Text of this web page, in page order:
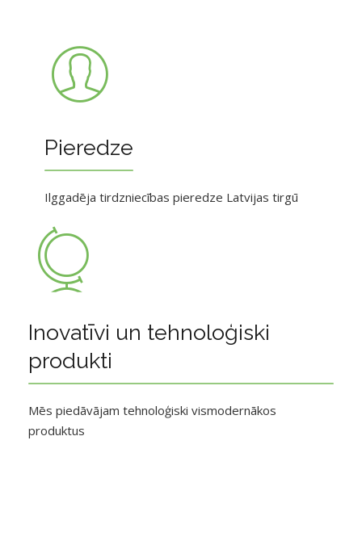
Pieredze
Ilggadēja tirdzniecības pieredze Latvijas tirgū
Inovatīvi un tehnoloģiski
produkti
Mēs piedāvājam tehnoloģiski vismodernākos
produktus